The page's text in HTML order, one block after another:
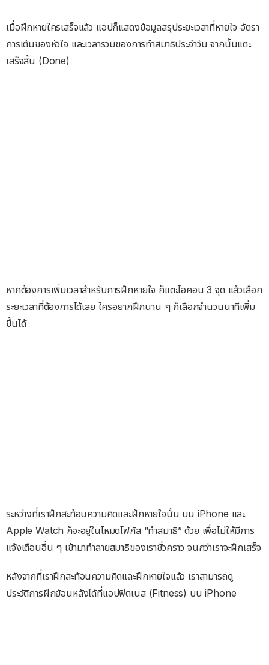
เมื่อฝึกหายใครเสร็จแล้ว แอปก็แสดงข้อมูลสรุประยะเวลาที่หายใจ อัตรา
การเต้นของหัวใจ และเวลารวมของการทำสมาธิประจำวัน จากนั้นแตะ
เสร็จสิ้น (Done)
หากต้องการเพิ่มเวลาสำหรับการฝึกหายใจ ก็แตะไอคอน 3 จุด แล้วเลือก
ระยะเวลาที่ต้องการได้เลย ใครอยากฝึกนาน ๆ ก็เลือกจำนวนนาทีเพิ่ม
ขึ้นได้
ระหว่างที่เราฝึกสะท้อนความคิดและฝึกหายใจนั้น บน iPhone และ
Apple Watch ก็จะอยู่ในโหมดโฟกัส “ทำสมาธิ” ด้วย เพื่อไม่ให้มีการ
แจ้งเตือนอื่น ๆ เข้ามาทำลายสมาธิของเราชั่วคราว จนกว่าเราจะฝึกเสร็จ
หลังจากที่เราฝึกสะท้อนความคิดและฝึกหายใจแล้ว เราสามารถดู
ประวัติการฝึกย้อนหลังได้ที่แอปฟิตเนส (Fitness) บน iPhone